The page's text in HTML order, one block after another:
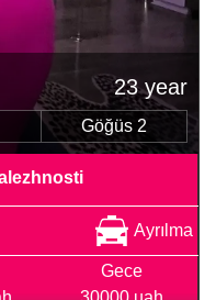
23 year
Göğüs 2
Ayrılma
Gece